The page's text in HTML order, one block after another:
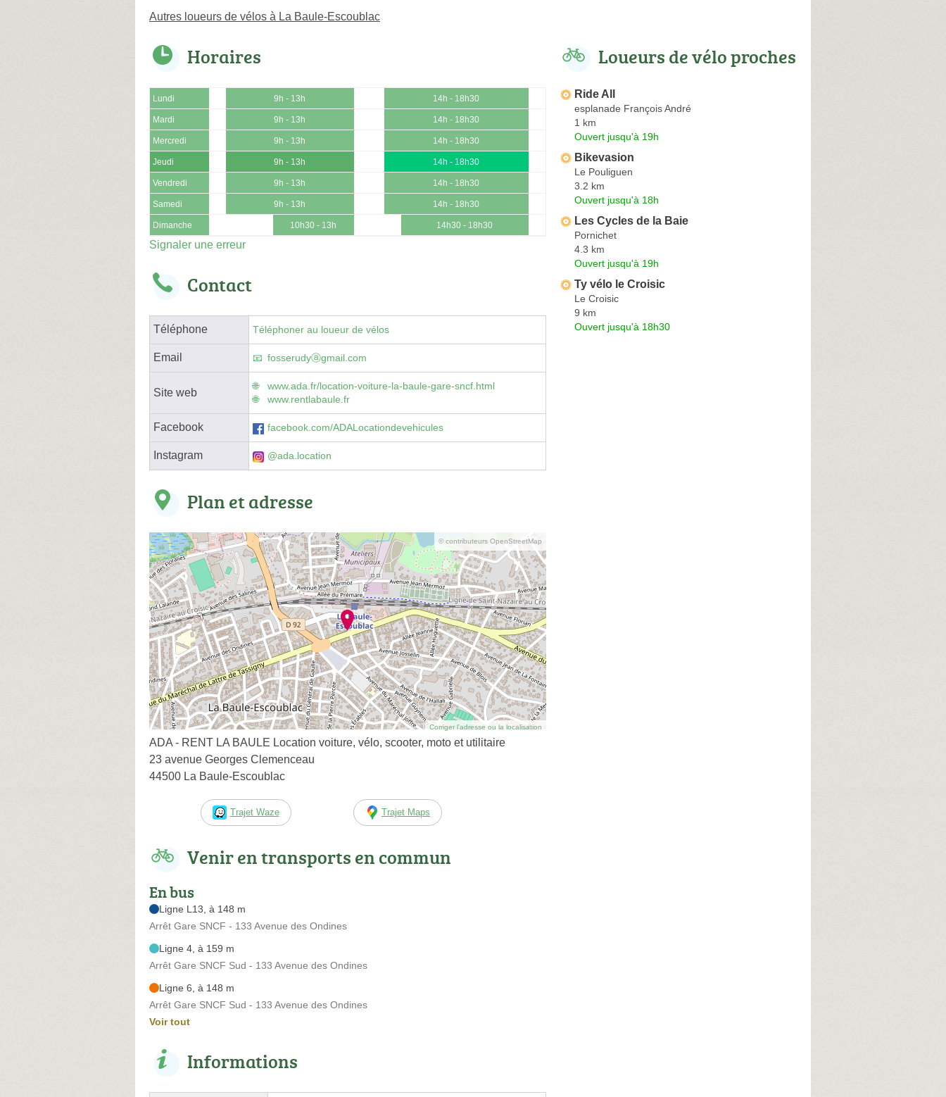
Autres loueurs de vélos à La Baule-Escoublac
Horaires
Lundi 9h - 13h 14h - 18h30
Mardi 9h - 13h 14h - 18h30
Mercredi 9h - 13h 14h - 18h30
Jeudi 9h - 13h 14h - 18h30
Vendredi 9h - 13h 14h - 18h30
Samedi 9h - 13h 14h - 18h30
Dimanche 10h30 - 13h 14h30 - 18h30
Signaler une erreur
Contact
Téléphone Téléphoner au loueur de vélos
Email fosserudyⓐgmail.com
Site web
www.ada.fr/location-voiture-la-baule-gare-sncf.html
www.rentlabaule.fr
Facebook facebook.com/ADALocationdevehicules
Instagram @ada.location
Plan et adresse
© contributeurs OpenStreetMap
Corriger l’adresse ou la localisation
ADA - RENT LA BAULE Location voiture, vélo, scooter, moto et utilitaire
23 avenue Georges Clemenceau
44500 La Baule-Escoublac
Trajet Waze Trajet Maps
Venir en transports en commun
En bus
Ligne L13, à 148 m
Arrêt Gare SNCF - 133 Avenue des Ondines
Ligne 4, à 159 m
Arrêt Gare SNCF Sud - 133 Avenue des Ondines
Ligne 6, à 148 m
Arrêt Gare SNCF Sud - 133 Avenue des Ondines
Voir tout
Informations
Loueurs de vélo proches
Ride All
esplanade François André
1 km
Ouvert jusqu'à 19h
Bikevasion
Le Pouliguen
3.2 km
Ouvert jusqu'à 18h
Les Cycles de la Baie
Pornichet
4.3 km
Ouvert jusqu'à 19h
Ty vélo le Croisic
Le Croisic
9 km
Ouvert jusqu'à 18h30